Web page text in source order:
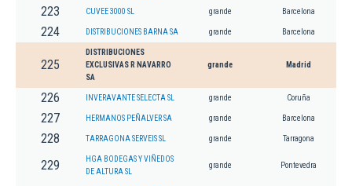
223 CUVEE 3000 SL grande Barcelona
224 DISTRIBUCIONES BARNA SA grande Barcelona
225
DISTRIBUCIONES
EXCLUSIVAS R NAVARRO
SA
grande Madrid
226 INVERAVANTE SELECTA SL grande Coruña
227 HERMANOS PEÑALVER SA grande Barcelona
228 TARRAGONA SERVEIS SL grande Tarragona
229
HGA BODEGAS Y VIÑEDOS
DE ALTURA SL
grande Pontevedra